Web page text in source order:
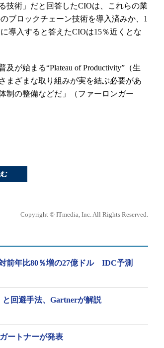
技術」だと回答したCIOは、これらの業
ブロックチェーン技術を導入済みか、1
導入すると答えたCIOは15％近くとな
が始まる“Plateau of Productivity”（生
まざまな取り組みが実を結ぶ必要があ
制の整備などだ」（ファーロンガー
Copyright © ITmedia, Inc. All Rights Reserved.
前年比80％増の27億ドル IDC予測
回避手法、Gartnerが解説
ートナーが発表